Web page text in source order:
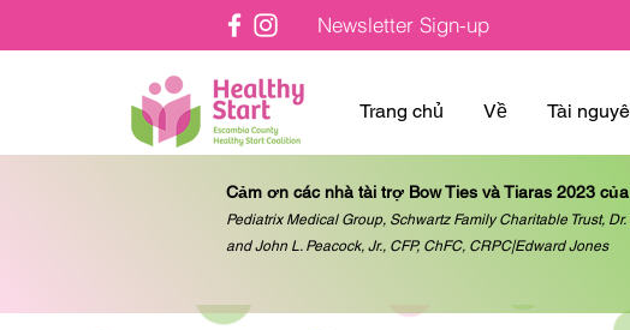
Newsletter Sign-up
Trang chủ Về Tài
Cảm ơn các nhà tài trợ Bow Ties và Tiaras 2023
Pediatrix Medical Group, Schwartz Family Charitable Trust,
and John L. Peacock, Jr., CFP, ChFC, CRPC|Edward Jones